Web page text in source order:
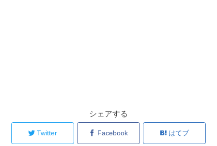
シェアする
Twitter Facebook はてブ